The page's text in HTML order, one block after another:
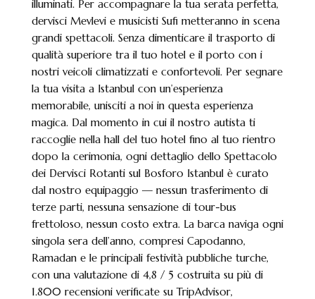
illuminati. Per accompagnare la tua serata perfetta,
dervisci Mevlevi e musicisti Sufi metteranno in scena
grandi spettacoli. Senza dimenticare il trasporto di
qualità superiore tra il tuo hotel e il porto con i
nostri veicoli climatizzati e confortevoli. Per segnare
la tua visita a Istanbul con un’esperienza
memorabile, unisciti a noi in questa esperienza
magica. Dal momento in cui il nostro autista ti
raccoglie nella hall del tuo hotel fino al tuo rientro
dopo la cerimonia, ogni dettaglio dello Spettacolo
dei Dervisci Rotanti sul Bosforo Istanbul è curato
dal nostro equipaggio — nessun trasferimento di
terze parti, nessuna sensazione di tour-bus
frettoloso, nessun costo extra. La barca naviga ogni
singola sera dell’anno, compresi Capodanno,
Ramadan e le principali festività pubbliche turche,
con una valutazione di 4,8 / 5 costruita su più di
1.800 recensioni verificate su TripAdvisor,